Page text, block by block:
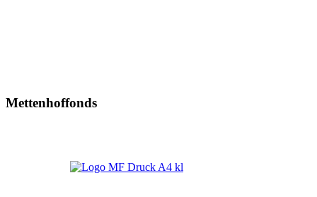
Mettenhoffonds